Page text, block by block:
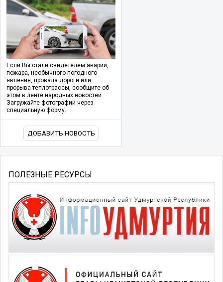
Если Вы стали свидетелем аварии,
пожара, необычного погодного
явления, провала дороги или
прорыва теплотрассы, сообщите об
этом в ленте народных новостей.
Загружайте фотографии через
специальную форму.
ДОБАВИТЬ НОВОСТЬ
ПОЛЕЗНЫЕ РЕСУРСЫ